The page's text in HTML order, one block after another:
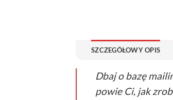
SZCZEGÓŁOWY OPIS
Dbaj o bazę
powie Ci, jak